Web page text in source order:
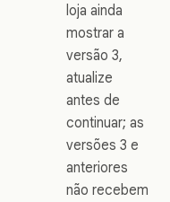
loja ainda
mostrar a
versão 3,
atualize
antes de
continuar; as
versões 3 e
anteriores
não recebem